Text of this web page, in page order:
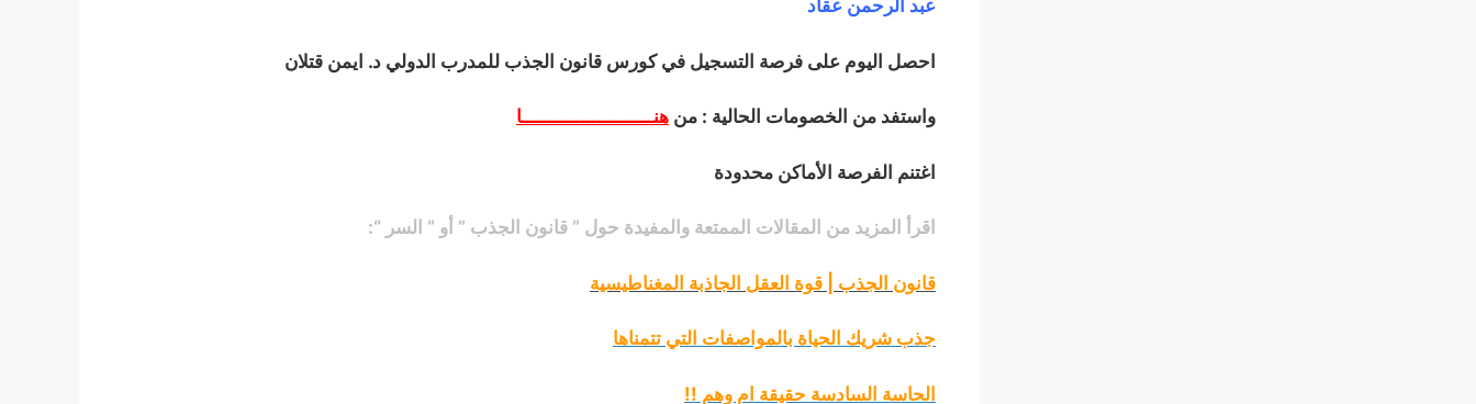
عبد الرحمن عقاد
احصل اليوم على فرصة التسجيل في كورس قانون الجذب للمدرب الدولي د. ايمن قتلان
واستفد من الخصومات الحالية : من هنــــــــــــــــــــــــا
اغتنم الفرصة الأماكن محدودة
اقرأ المزيد من المقالات الممتعة والمفيدة حول ” قانون الجذب ” أو ” السر “:
قانون الجذب | قوة العقل الجاذبة المغناطيسية
جذب شريك الحياة بالمواصفات التي تتمناها
الحاسة السادسة حقيقة ام وهم !!